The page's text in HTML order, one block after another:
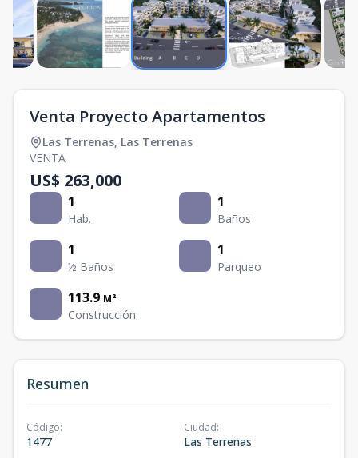
Venta Proyecto Apartamentos
Las Terrenas, Las Terrenas
VENTA
US$ 263,000
1
Hab.
1
Baños
1
½ Baños
1
Parqueo
113.9 M²
Construcción
Resumen
Código:
1477
Ciudad:
Las Terrenas